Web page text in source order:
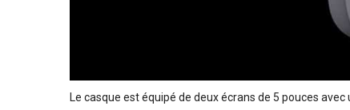
Le casque est équipé de deux écrans de 5 pouces